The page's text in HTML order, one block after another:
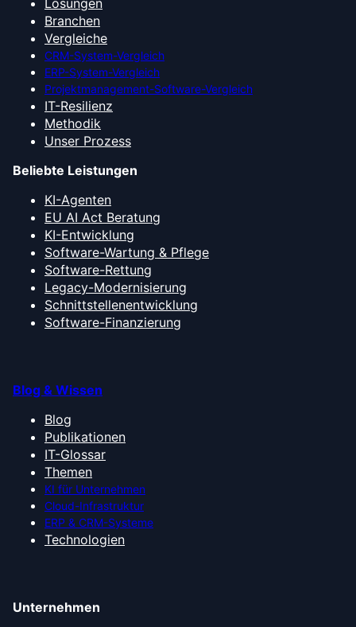
Branchen
Vergleiche
CRM-System-Vergleich
ERP-System-Vergleich
Projektmanagement-Software-Vergleich
IT-Resilienz
Methodik
Unser Prozess
Beliebte Leistungen
KI-Agenten
EU AI Act Beratung
KI-Entwicklung
Software-Wartung & Pflege
Software-Rettung
Legacy-Modernisierung
Schnittstellenentwicklung
Software-Finanzierung
Blog & Wissen
Blog
Publikationen
IT-Glossar
Themen
KI für Unternehmen
Cloud-Infrastruktur
ERP & CRM-Systeme
Technologien
Unternehmen